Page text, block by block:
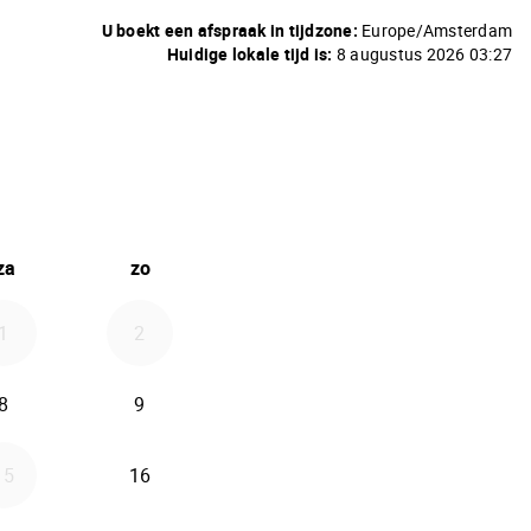
U boekt een afspraak in tijdzone: Europe/Amsterdam
Huidige lokale tijd is: 8 augustus 2026 03:27
zo
2
9
16